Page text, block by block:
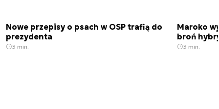
Nowe przepisy o psach w OSP trafią do
prezydenta
3 min.
Maroko
broń
3 min.